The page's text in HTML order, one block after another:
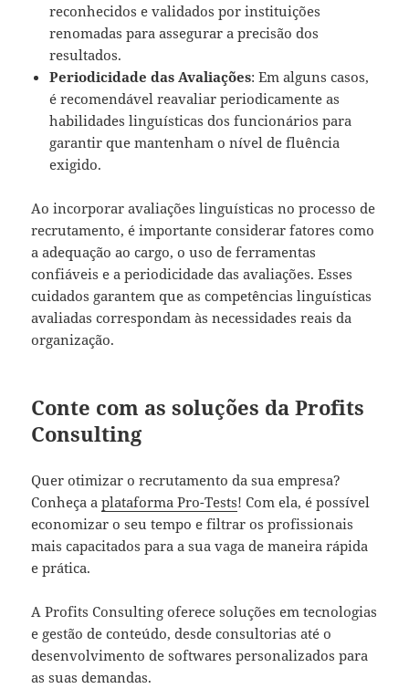
reconhecidos e validados por instituições
renomadas para assegurar a precisão dos
resultados.
Periodicidade das Avaliações: Em alguns casos,
é recomendável reavaliar periodicamente as
habilidades linguísticas dos funcionários para
garantir que mantenham o nível de fluência
exigido.
Ao incorporar avaliações linguísticas no processo de
recrutamento, é importante considerar fatores como
a adequação ao cargo, o uso de ferramentas
confiáveis e a periodicidade das avaliações. Esses
cuidados garantem que as competências linguísticas
avaliadas correspondam às necessidades reais da
organização.
Conte com as soluções da Profits
Consulting
Quer otimizar o recrutamento da sua empresa?
Conheça aplataforma Pro-Tests! Com ela, é possível
economizar o seu tempo e filtrar os profissionais
mais capacitados para a sua vaga de maneira rápida
e prática.
A Profits Consulting oferece soluções em tecnologias
e gestão de conteúdo, desde consultorias até o
desenvolvimento de softwares personalizados para
as suas demandas.